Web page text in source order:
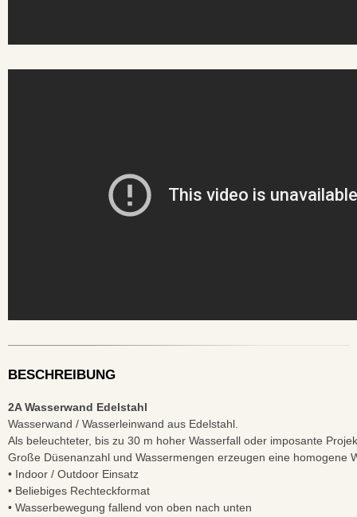
BESCHREIBUNG
2A Wasserwand Edelstahl
Wasserwand / Wasserleinwand aus Edelstahl.
Als beleuchteter, bis zu 30 m hoher Wasserfall oder imposante
Große Düsenanzahl und Wassermengen erzeugen eine homogene
• Indoor / Outdoor Einsatz
• Beliebiges Rechteckformat
• Wasserbewegung fallend von oben nach unten